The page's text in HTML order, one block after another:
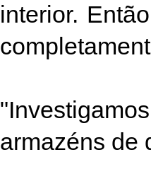
interior.
armazéns de